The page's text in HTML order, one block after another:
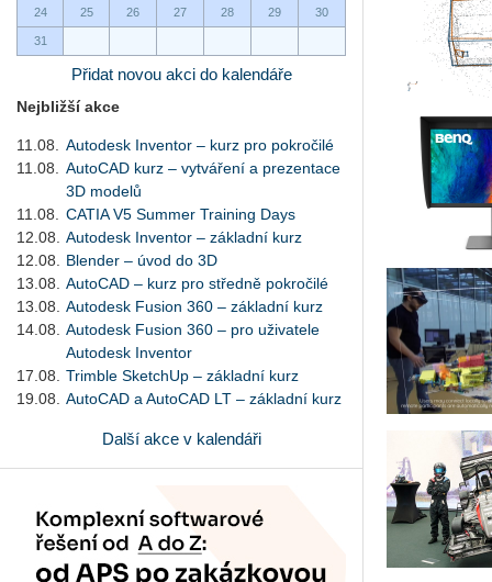
24 25 26 27 28 29 30
31
Přidat novou akci do kalendáře
Nejbližší akce
11.08.
Autodesk Inventor – kurz pro pokročilé
11.08.
AutoCAD kurz – vytváření a prezentace
3D modelů
11.08.
CATIA V5 Summer Training Days
12.08.
Autodesk Inventor – základní kurz
12.08.
Blender – úvod do 3D
13.08.
AutoCAD – kurz pro středně pokročilé
13.08.
Autodesk Fusion 360 – základní kurz
14.08.
Autodesk Fusion 360 – pro uživatele
Autodesk Inventor
17.08.
Trimble SketchUp – základní kurz
19.08.
AutoCAD a AutoCAD LT – základní kurz
Další akce v kalendáři